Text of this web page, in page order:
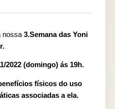
nossa 3.Semana das Yoni
2022 (domingo) ás 19h.
físicos do uso
associadas a ela.